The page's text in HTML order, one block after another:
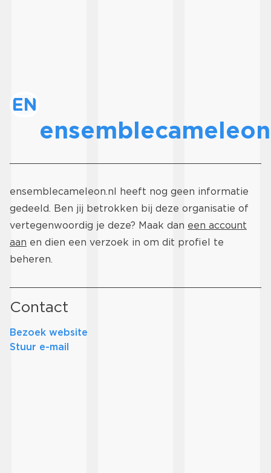
EN
ensemblecameleon.nl heeft nog geen informatie
gedeeld. Ben jij betrokken bij deze organisatie of
vertegenwoordig je deze? Maak dan een account
aan en dien een verzoek in om dit profiel te
beheren.
Contact
Bezoek website
Stuur e-mail